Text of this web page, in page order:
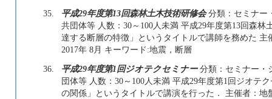
35.
平成29年度第13回森林土木技術研修会分類：セミナー
共団体等 人数：30～100人未満 平成29年度第13回森
達する断層の特徴」というタイトルで講師を務めた
2017年 8月 キーワード:地震，断層
36.
平成29年度第1回ジオテクセミナー分類：セミナー・
団体等 人数：30～100人未満 平成29年度第1回ジオテ
の関係」というタイトルで講演を行った． 主催者：地